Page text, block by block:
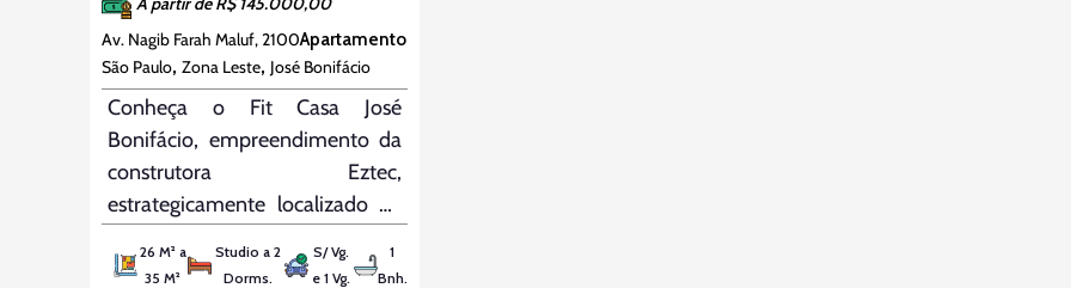
Av. Nagib Farah Maluf, 2100Apartamento
São Paulo, Zona Leste, José Bonifácio
Conheça o Fit Casa José
Bonifácio, empreendimento da
construtora Eztec,
estrategicamente localizado ao
Com uma fachada neoclássica e
26 M² a
35 M²
Studio a 2
Dorms.
S/ Vg.
e 1 Vg.
1
Bnh.